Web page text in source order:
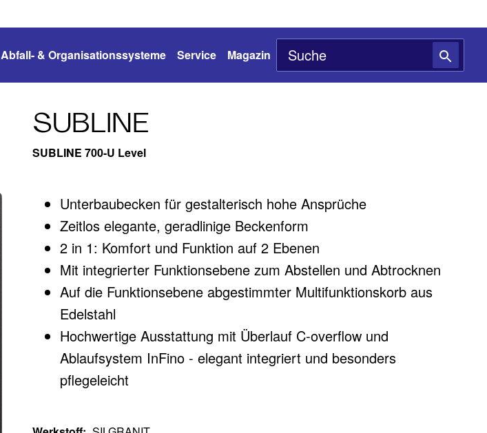
Abfall- & Organisationssysteme Service Magazin
SUBLINE
SUBLINE 700-U Level
Unterbaubecken für gestalterisch hohe Ansprüche
Zeitlos elegante, geradlinige Beckenform
2 in 1: Komfort und Funktion auf 2 Ebenen
Mit integrierter Funktionsebene zum Abstellen und Abtrocknen
Auf die Funktionsebene abgestimmter Multifunktionskorb aus
Edelstahl
Hochwertige Ausstattung mit Überlauf C-overflow und
Ablaufsystem InFino - elegant integriert und besonders
pflegeleicht